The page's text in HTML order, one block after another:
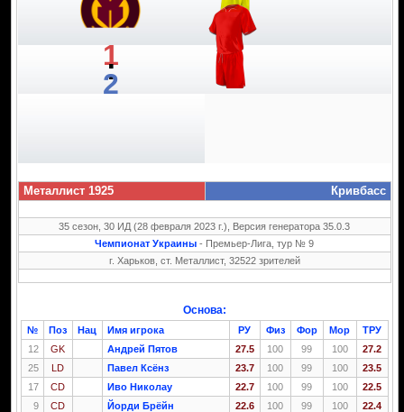
1
:
2
Металлист 1925 Кривбасс
35 сезон, 30 ИД (28 февраля 2023 г.), Версия генератора 35.0.3
Чемпионат Украины - Премьер-Лига, тур № 9
г. Харьков, ст. Металлист, 32522 зрителей
Основа:
№ Поз Нац Имя игрока РУ Физ Фор Мор
ТРУ
12
GK Андрей Пятов 27.5 100 99 100
27.2
25
LD Павел Ксёнз 23.7 100 99 100
23.5
17
CD Иво Николау 22.7 100 99 100
22.5
9
CD Йорди Брёйн 22.6 100 99 100
22.4